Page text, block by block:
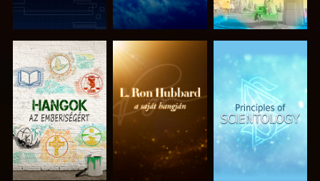
A SOROZAT
RÉSZEI
A SOROZAT
RÉSZEI
A SOROZAT
RÉSZEI